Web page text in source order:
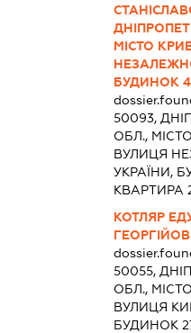
МІСТО
БУДИНОК
50093,
ОБЛ.,
ВУЛИЦЯ
УКРАЇНИ,
КВАРТИРА
КОТЛЯР
50055,
ОБЛ.,
ВУЛИЦЯ
БУДИНОК